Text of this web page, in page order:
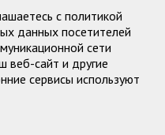
с политикой
данных посетителей
сети
веб-сайт и другие
сервисы используют